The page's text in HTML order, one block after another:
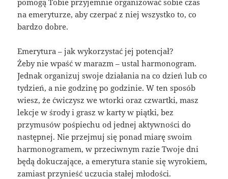
na emeryturze, aby czerpać z niej wszystko to, co
bardzo dobre.
Emerytura – jak wykorzystać jej potencjał?
Żeby nie wpaść w marazm – ustal harmonogram.
Jednak organizuj swoje działania na co dzień lub co
tydzień, a nie godzinę po godzinie. W ten sposób
wiesz, że ćwiczysz we wtorki oraz czwartki, masz
lekcje w środy i grasz w karty w piątki, bez
przymusów pośpiechu od jednej aktywności do
następnej. Nie przejmuj się ponad miarę swoim
harmonogramem, w przeciwnym razie Twoje dni
będą dokuczające, a emerytura stanie się wyrokiem,
zamiast przynieść uczucia stałej młodości.